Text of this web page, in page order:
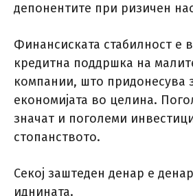
депонентите при ризичен
Финансиската стабилност е
кредитна поддршка на
компании, што придонесува
економијата во целина.
значат и поголеми
стопанството.
Секој заштеден денар е
иднината.